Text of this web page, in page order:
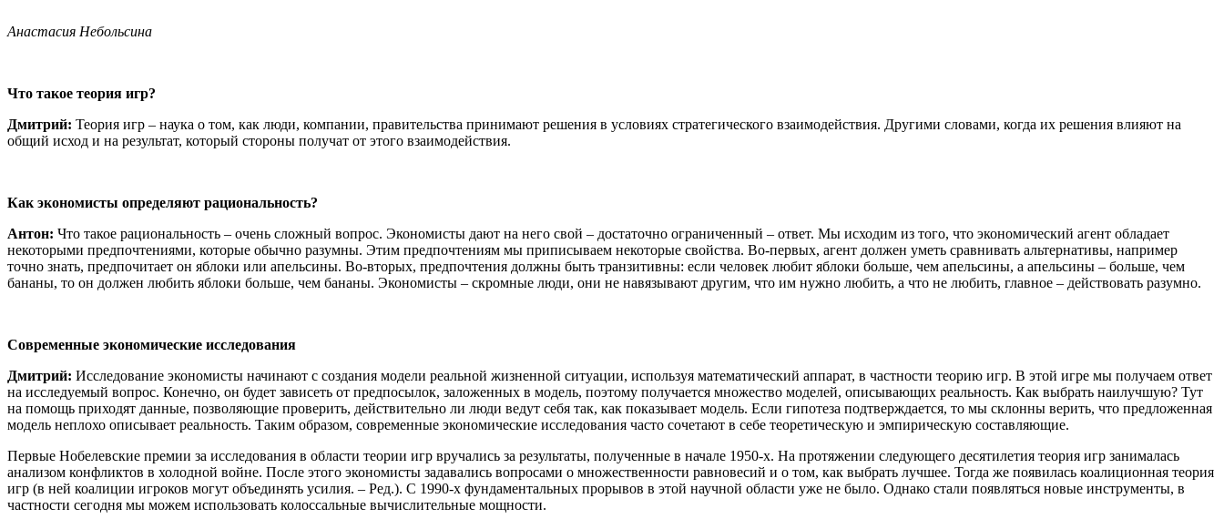
Анастасия Небольсина
Что такое теория игр?
Дмитрий: Теория игр – наука о том, как люди, компании, правительства принимают решения в условиях стратегического взаимодействия. Другими словами, когда их решения влияют на
общий исход и на результат, который стороны получат от этого взаимодействия.
Как экономисты определяют рациональность?
Антон: Что такое рациональность – очень сложный вопрос. Экономисты дают на него свой – достаточно ограниченный – ответ. Мы исходим из того, что экономический агент обладает
некоторыми предпочтениями, которые обычно разумны. Этим предпочтениям мы приписываем некоторые свойства. Во-первых, агент должен уметь сравнивать альтернативы, например
точно знать, предпочитает он яблоки или апельсины. Во-вторых, предпочтения должны быть транзитивны: если человек любит яблоки больше, чем апельсины, а апельсины – больше, чем
бананы, то он должен любить яблоки больше, чем бананы. Экономисты – скромные люди, они не навязывают другим, что им нужно любить, а что не любить, главное – действовать разумно.
Современные экономические исследования
Дмитрий: Исследование экономисты начинают с создания модели реальной жизненной ситуации, используя математический аппарат, в частности теорию игр. В этой игре мы получаем ответ
на исследуемый вопрос. Конечно, он будет зависеть от предпосылок, заложенных в модель, поэтому получается множество моделей, описывающих реальность. Как выбрать наилучшую? Тут
на помощь приходят данные, позволяющие проверить, действительно ли люди ведут себя так, как показывает модель. Если гипотеза подтверждается, то мы склонны верить, что предложенная
модель неплохо описывает реальность. Таким образом, современные экономические исследования часто сочетают в себе теоретическую и эмпирическую составляющие.
Первые Нобелевские премии за исследования в области теории игр вручались за результаты, полученные в начале 1950-х. На протяжении следующего десятилетия теория игр занималась
анализом конфликтов в холодной войне. После этого экономисты задавались вопросами о множественности равновесий и о том, как выбрать лучшее. Тогда же появилась коалиционная теория
игр (в ней коалиции игроков могут объединять усилия. – Ред.). С 1990-х фундаментальных прорывов в этой научной области уже не было. Однако стали появляться новые инструменты, в
частности сегодня мы можем использовать колоссальные вычислительные мощности.